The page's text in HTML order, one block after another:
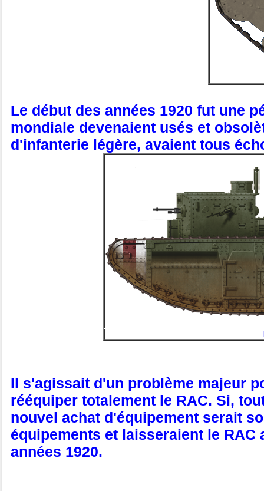
Le début des années 1920 fut une
mondiale devenaient usés et
d'infanterie légère, avaient tous
Il s'agissait d'un problème majeur
rééquiper totalement le RAC. Si,
nouvel achat d'équipement serait
équipements et laisseraient le RAC
années 1920.